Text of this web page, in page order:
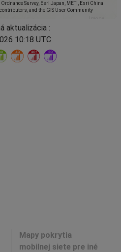
Survey, Esri Japan, METI, Esri China
and the GIS User Community
aktualizácia :
10:18 UTC
Mapy pokrytia
mobilnej siete pre iné